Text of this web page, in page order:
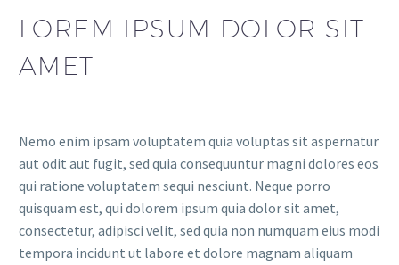
LOREM IPSUM DOLOR SIT
AMET
Nemo enim ipsam voluptatem quia voluptas sit aspernatur
aut odit aut fugit, sed quia consequuntur magni dolores eos
qui ratione voluptatem sequi nesciunt. Neque porro
quisquam est, qui dolorem ipsum quia dolor sit amet,
consectetur, adipisci velit, sed quia non numquam eius modi
tempora incidunt ut labore et dolore magnam aliquam